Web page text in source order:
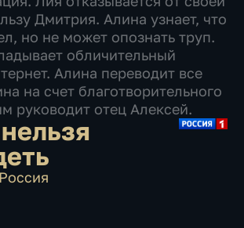
Дмитрия. Алина узнает, что
но не может опознать труп.
обличительный
Алина переводит все
на счет благотворительного
руководит отец Алексей.
Россия